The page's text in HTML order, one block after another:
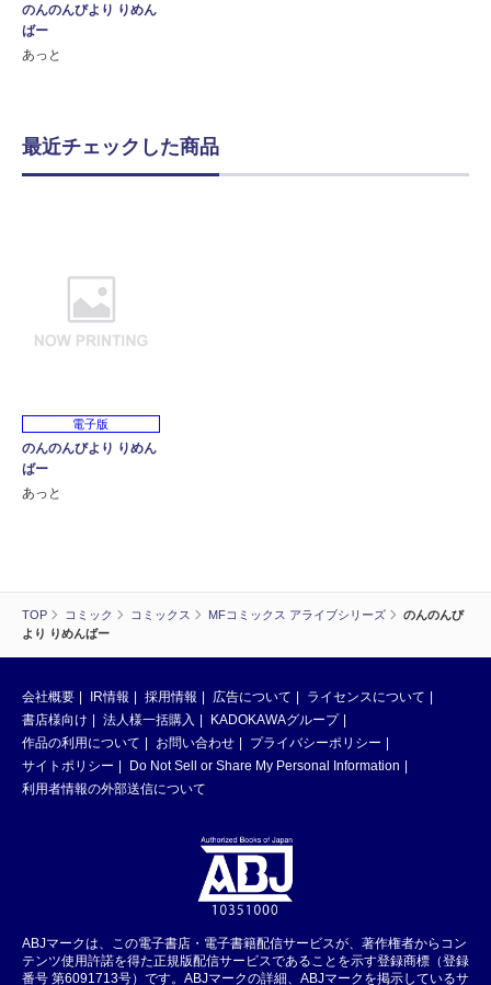
TOP コミック コミックス MFコミックス アライブシリーズ
のんのんび
より りめんばー
のんのんびより りめん
ばー
あっと
最近チェックした商品
電子版
のんのんびより りめん
ばー
あっと
会社概要 IR情報 採用情報 広告について
ライセンスについて
書店様向け
法人様一括購入
KADOKAWAグループ
作品の利用について
お問い合わせ
プライバシーポリシー
サイトポリシー
Do Not Sell or Share My Personal Information
利用者情報の外部送信について
ABJマークは、この電子書店・電子書籍配信サービスが、著作権者からコン
テンツ使用許諾を得た正規版配信サービスであることを示す登録商標（登録
番号 第6091713号）です。ABJマークの詳細、ABJマークを掲示しているサ